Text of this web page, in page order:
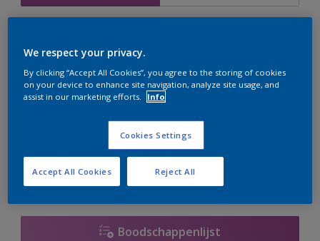
te bestellen. Houd de website in de gaten, we werken
er hard aan om de voorraad aan te vullen.
Boodschappenlijst
We respect your privacy.
By clicking “Accept All Cookies”, you agree to the storing of cookies
on your device to enhance site navigation, analyze site usage, and
assist in our marketing efforts.
Info
Cookies Settings
Reject All
Accept All Cookies